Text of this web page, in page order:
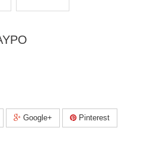
Google+ Pinterest